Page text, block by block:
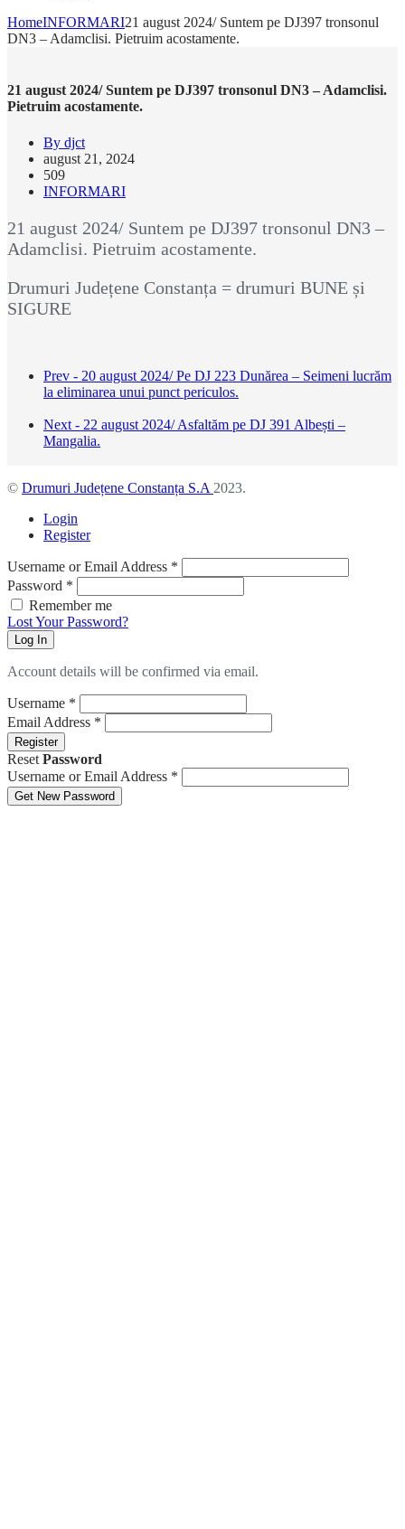
HomeINFORMARI21 august 2024/ Suntem pe DJ397 tronsonul
DN3 – Adamclisi. Pietruim acostamente.
21 august 2024/ Suntem pe DJ397 tronsonul DN3 – Adamclisi.
Pietruim acostamente.
By djct
august 21, 2024
509
INFORMARI
21 august 2024/ Suntem pe DJ397 tronsonul DN3 –
Adamclisi. Pietruim acostamente.
Drumuri Județene Constanța = drumuri BUNE și
SIGURE
Prev - 20 august 2024/ Pe DJ 223 Dunărea – Seimeni lucrăm
la eliminarea unui punct periculos.
Next - 22 august 2024/ Asfaltăm pe DJ 391 Albești –
Mangalia.
© Drumuri Județene Constanța S.A 2023.
Login
Register
Username or Email Address *
Password *
Remember me
Lost Your Password?
Log In
Account details will be confirmed via email.
Username *
Email Address *
Register
Reset Password
Username or Email Address *
Get New Password